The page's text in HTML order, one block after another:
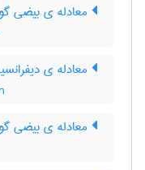
معادله ی بیضی
معادله ی
معادله ی بیضی